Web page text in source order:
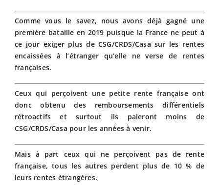
Comme vous le savez, nous avons déjà gagné une
première bataille en 2019 puisque la France ne peut à
ce jour exiger plus de CSG/CRDS/Casa sur les rentes
encaissées à l’étranger qu’elle ne verse de rentes
françaises.
Ceux qui perçoivent une petite rente française ont
donc obtenu des remboursements différentiels
rétroactifs et surtout ils paieront moins de
CSG/CRDS/Casa pour les années à venir.
Mais à part ceux qui ne perçoivent pas de rente
française, tous les autres perdent plus de 10 % de
leurs rentes étrangères.